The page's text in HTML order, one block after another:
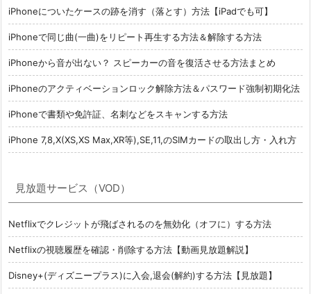
iPhoneについたケースの跡を消す（落とす）方法【iPadでも可】
iPhoneで同じ曲(一曲)をリピート再生する方法＆解除する方法
iPhoneから音が出ない？ スピーカーの音を復活させる方法まとめ
iPhoneのアクティベーションロック解除方法＆パスワード強制初期化法
iPhoneで書類や免許証、名刺などをスキャンする方法
iPhone 7,8,X(XS,XS Max,XR等),SE,11,のSIMカードの取出し方・入れ方
見放題サービス（VOD）
Netflixでクレジットが飛ばされるのを無効化（オフに）する方法
Netflixの視聴履歴を確認・削除する方法【動画見放題解説】
Disney+(ディズニープラス)に入会,退会(解約)する方法【見放題】